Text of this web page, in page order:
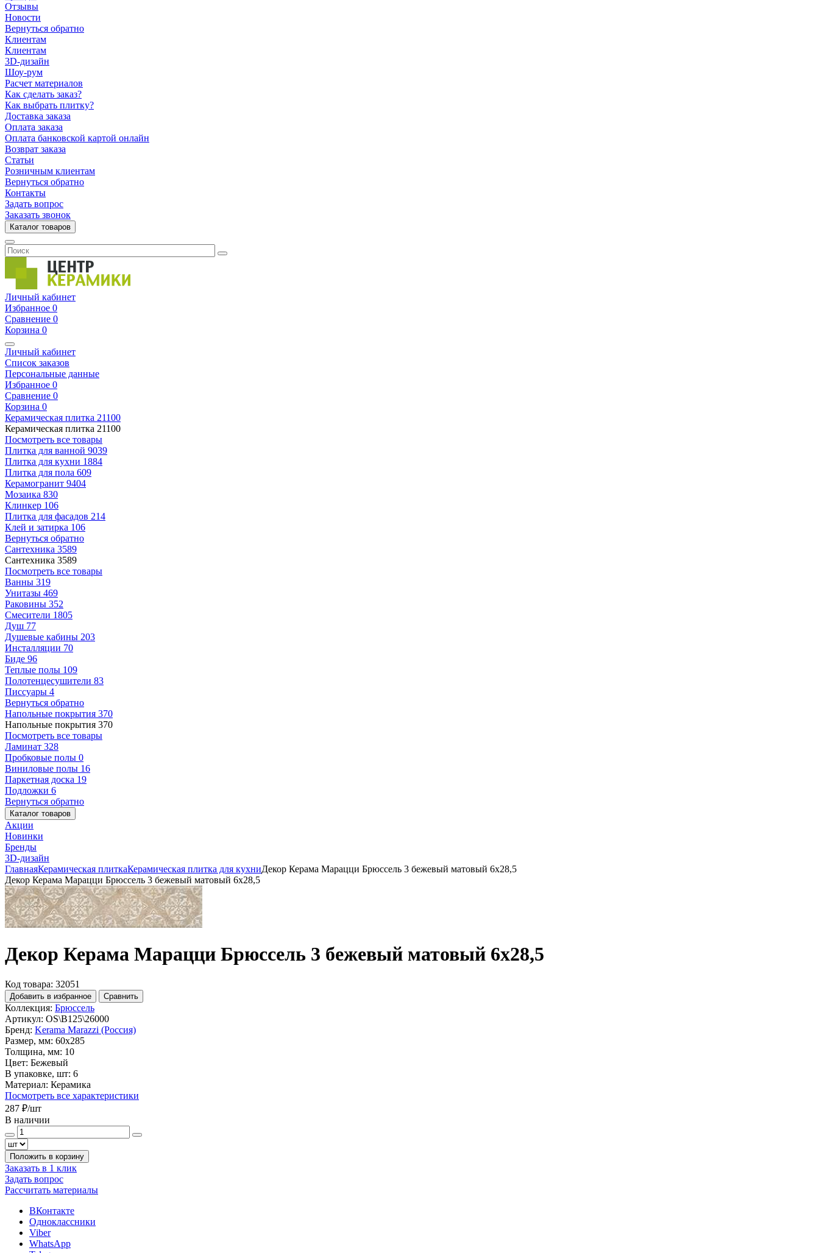
Отзывы
Новости
Вернуться обратно
Клиентам
Клиентам
3D-дизайн
Шоу-рум
Расчет материалов
Как сделать заказ?
Как выбрать плитку?
Доставка заказа
Оплата заказа
Оплата банковской картой онлайн
Возврат заказа
Статьи
Розничным клиентам
Вернуться обратно
Контакты
Задать вопрос
Заказать звонок
Каталог товаров
Личный кабинет
Избранное 0
Сравнение 0
Корзина 0
Личный кабинет
Список заказов
Персональные данные
Избранное 0
Сравнение 0
Корзина 0
Керамическая плитка 21100
Керамическая плитка 21100
Посмотреть все товары
Плитка для ванной 9039
Плитка для кухни 1884
Плитка для пола 609
Керамогранит 9404
Мозаика 830
Клинкер 106
Плитка для фасадов 214
Клей и затирка 106
Вернуться обратно
Сантехника 3589
Сантехника 3589
Посмотреть все товары
Ванны 319
Унитазы 469
Раковины 352
Смесители 1805
Душ 77
Душевые кабины 203
Инсталляции 70
Биде 96
Теплые полы 109
Полотенцесушители 83
Писсуары 4
Вернуться обратно
Напольные покрытия 370
Напольные покрытия 370
Посмотреть все товары
Ламинат 328
Пробковые полы 0
Виниловые полы 16
Паркетная доска 19
Подложки 6
Вернуться обратно
Каталог товаров
Акции
Новинки
Бренды
3D-дизайн
ГлавнаяКерамическая плиткаКерамическая плитка для кухниДекор Керама Марацци Брюссель 3 бежевый матовый 6x28,5
Декор Керама Марацци Брюссель 3 бежевый матовый 6x28,5
Декор Керама Марацци Брюссель 3 бежевый матовый 6x28,5
Код товара: 32051
Добавить в избранное Сравнить
Коллекция: Брюссель
Артикул: OS\B125\26000
Бренд: Kerama Marazzi (Россия)
Размер, мм: 60x285
Толщина, мм: 10
Цвет: Бежевый
В упаковке, шт: 6
Материал: Керамика
Посмотреть все характеристики
287 ₽/шт
В наличии
Положить в корзину
Заказать в 1 клик
Задать вопрос
Рассчитать материалы
ВКонтакте
Одноклассники
Viber
WhatsApp